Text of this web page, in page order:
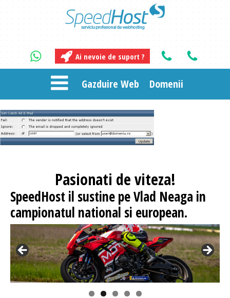
Ai nevoie de suport ?
Gazduire Web Domenii
Pasionati de viteza!
SpeedHost il sustine pe Vlad Neaga in
campionatul national si european.